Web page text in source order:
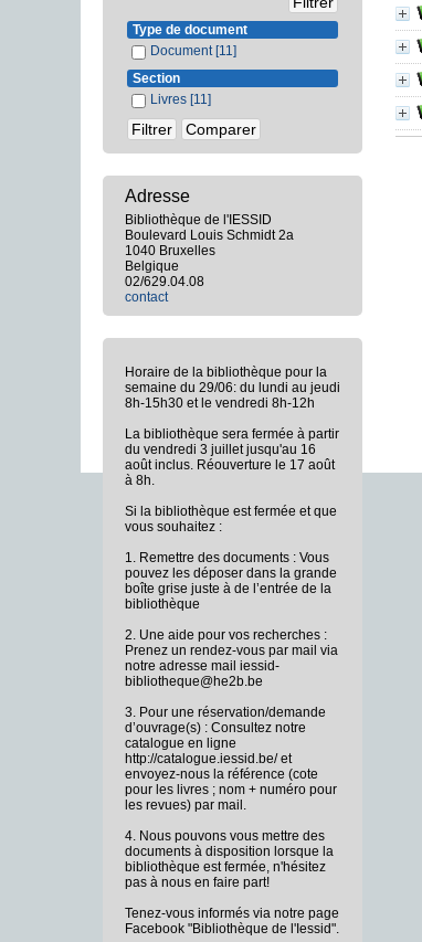
Type de document
Document [11]
Section
Livres [11]
Adresse
Bibliothèque de l'IESSID
Boulevard Louis Schmidt 2a
1040 Bruxelles
Belgique
02/629.04.08
contact
Horaire de la bibliothèque pour la
semaine du 29/06: du lundi au jeudi
8h-15h30 et le vendredi 8h-12h
La bibliothèque sera fermée à partir
du vendredi 3 juillet jusqu'au 16
août inclus. Réouverture le 17 août
à 8h.
Si la bibliothèque est fermée et que
vous souhaitez :
1. Remettre des documents : Vous
pouvez les déposer dans la grande
boîte grise juste à de l’entrée de la
bibliothèque
2. Une aide pour vos recherches :
Prenez un rendez-vous par mail via
notre adresse mail iessid-
bibliotheque@he2b.be
3. Pour une réservation/demande
d’ouvrage(s) : Consultez notre
catalogue en ligne
http://catalogue.iessid.be/ et
envoyez-nous la référence (cote
pour les livres ; nom + numéro pour
les revues) par mail.
4. Nous pouvons vous mettre des
documents à disposition lorsque la
bibliothèque est fermée, n'hésitez
pas à nous en faire part!
Tenez-vous informés via notre page
Facebook "Bibliothèque de l'Iessid".